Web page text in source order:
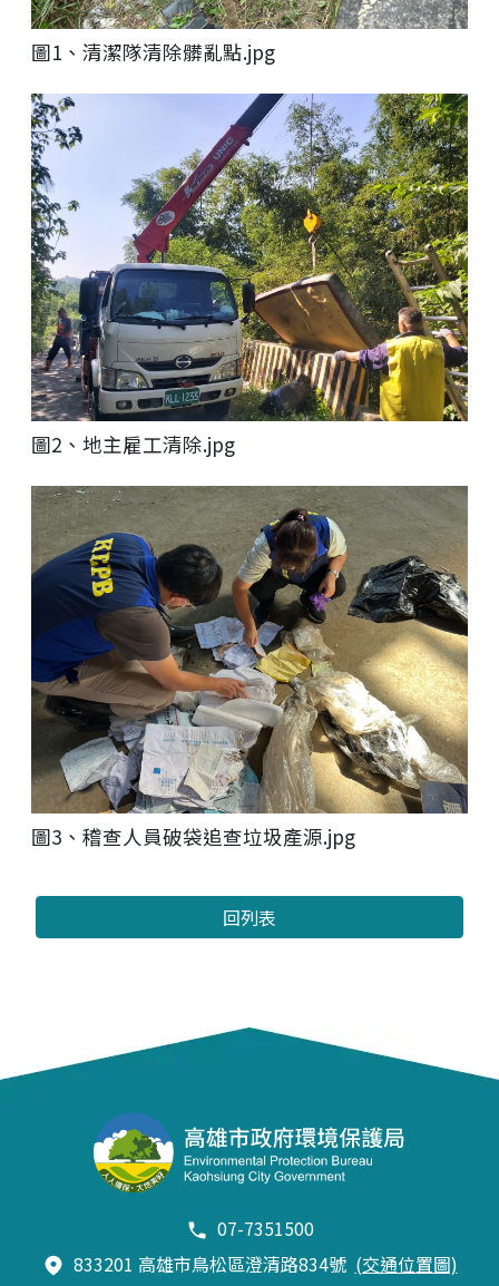
圖1、清潔隊清除髒亂點.jpg
圖2、地主雇工清除.jpg
圖3、稽查人員破袋追查垃圾產源.jpg
回列表
07-7351500
833201 高雄市鳥松區澄清路834號 (交通位置圖)